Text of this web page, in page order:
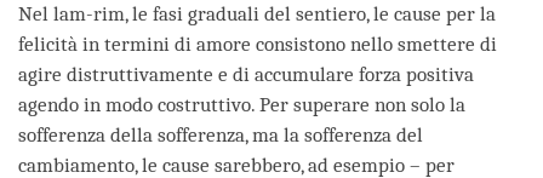
Nel lam-rim, le fasi graduali del sentiero, le cause per la
felicità in termini di amore consistono nello smettere di
agire distruttivamente e di accumulare forza positiva
agendo in modo costruttivo. Per superare non solo la
sofferenza della sofferenza, ma la sofferenza del
cambiamento, le cause sarebbero, ad esempio – per